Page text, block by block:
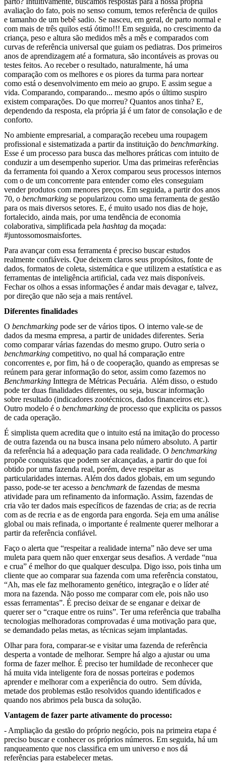
avaliação do fato, pois no senso comum, temos referência de quilos
e tamanho de um bebê sadio. Se nasceu, em geral, de parto normal e
com mais de três quilos está ótimo!!! Em seguida, no crescimento da
criança, peso e altura são medidos mês a mês e comparados com
curvas de referência universal que guiam os pediatras. Dos primeiros
anos de aprendizagem até a formatura, são incontáveis as provas ou
testes feitos. Ao receber o resultado, naturalmente, há uma
comparação com os melhores e os piores da turma para nortear
como está o desenvolvimento em meio ao grupo. E assim segue a
vida. Comparando, comparando... mesmo após o último suspiro
existem comparações. Do que morreu? Quantos anos tinha? E,
dependendo da resposta, ela própria já é um fator de consolação e de
conforto.
No ambiente empresarial, a comparação recebeu uma roupagem
profissional e sistematizada a partir da instituição do benchmarking.
Esse é um processo para busca das melhores práticas com intuito de
conduzir a um desempenho superior. Uma das primeiras referências
da ferramenta foi quando a Xerox comparou seus processos internos
com o de um concorrente para entender como eles conseguiam
vender produtos com menores preços. Em seguida, a partir dos anos
70, o benchmarking se popularizou como uma ferramenta de gestão
para os mais diversos setores. E, é muito usado nos dias de hoje,
fortalecido, ainda mais, por uma tendência de economia
colaborativa, simplificada pela hashtag da moçada:
#juntossomosmaisfortes.
Para avançar com essa ferramenta é preciso buscar estudos
realmente confiáveis. Que deixem claros seus propósitos, fonte de
dados, formatos de coleta, sistemática e que utilizem a estatística e as
ferramentas de inteligência artificial, cada vez mais disponíveis.
Fechar os olhos a essas informações é andar mais devagar e, talvez,
por direção que não seja a mais rentável.
Diferentes finalidades
O benchmarking pode ser de vários tipos. O interno vale-se de
dados da mesma empresa, a partir de unidades diferentes. Seria
como comparar várias fazendas do mesmo grupo. Outro seria o
benchmarking competitivo, no qual há comparação entre
concorrentes e, por fim, há o de cooperação, quando as empresas se
reúnem para gerar informação do setor, assim como fazemos no
Benchmarking Inttegra de Métricas Pecuária. Além disso, o estudo
pode ter duas finalidades diferentes, ou seja, buscar informação
sobre resultado (indicadores zootécnicos, dados financeiros etc.).
Outro modelo é o benchmarking de processo que explicita os passos
de cada operação.
É simplista quem acredita que o intuito está na imitação do processo
de outra fazenda ou na busca insana pelo número absoluto. A partir
da referência há a adequação para cada realidade. O benchmarking
propõe conquistas que podem ser alcançadas, a partir do que foi
obtido por uma fazenda real, porém, deve respeitar as
particularidades internas. Além dos dados globais, em um segundo
passo, pode-se ter acesso a benchmarkde fazendas de mesma
atividade para um refinamento da informação. Assim, fazendas de
cria vão ter dados mais específicos de fazendas de cria; as de recria
com as de recria e as de engorda para engorda. Seja em uma análise
global ou mais refinada, o importante é realmente querer melhorar a
partir da referência confiável.
Faço o alerta que “respeitar a realidade interna” não deve ser uma
muleta para quem não quer enxergar seus desafios. A verdade “nua
e crua” é melhor do que qualquer desculpa. Digo isso, pois tinha um
cliente que ao comparar sua fazenda com uma referência constatou,
“Ah, mas ele faz melhoramento genético, integração e o líder até
mora na fazenda. Não posso me comparar com ele, pois não uso
essas ferramentas”. É preciso deixar de se enganar e deixar de
querer ser o “craque entre os ruins”. Ter uma referência que trabalha
tecnologias melhoradoras comprovadas é uma motivação para que,
se demandado pelas metas, as técnicas sejam implantadas.
Olhar para fora, comparar-se e visitar uma fazenda de referência
desperta a vontade de melhorar. Sempre há algo a ajustar ou uma
forma de fazer melhor. É preciso ter humildade de reconhecer que
há muita vida inteligente fora de nossas porteiras e podemos
aprender e melhorar com a experiência do outro. Sem dúvida,
metade dos problemas estão resolvidos quando identificados e
quando nos abrimos pela busca da solução.
Vantagem de fazer parte ativamente do processo:
- Ampliação da gestão do próprio negócio, pois na primeira etapa é
preciso buscar e conhecer os próprios números. Em seguida, há um
ranqueamento que nos classifica em um universo e nos dá
referências para estabelecer metas.